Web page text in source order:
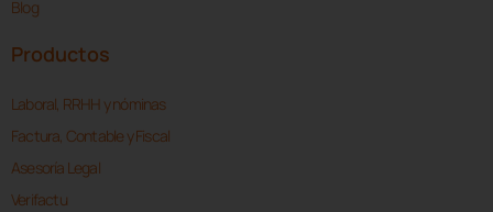
Blog
Productos
Laboral, RRHH y nóminas
Factura, Contable y Fiscal
Asesoría Legal
Verifactu